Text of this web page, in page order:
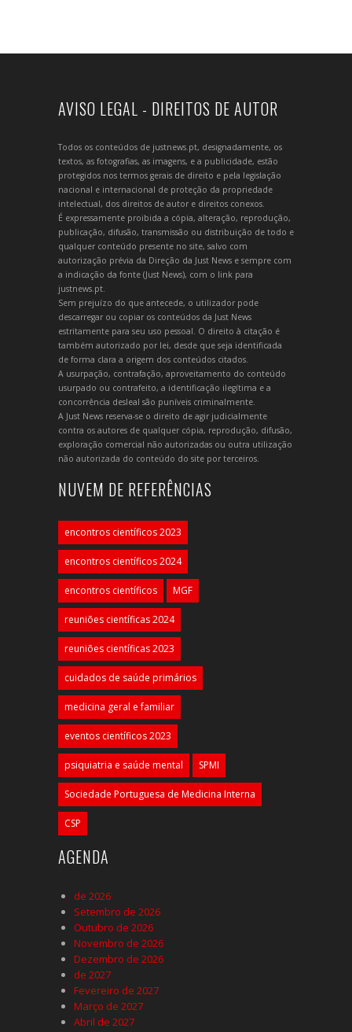
AVISO LEGAL - DIREITOS DE AUTOR
Todos os conteúdos de justnews.pt, designadamente, os
textos, as fotografias, as imagens, e a publicidade, estão
protegidos nos termos gerais de direito e pela legislação
nacional e internacional de proteção da propriedade
intelectual, dos direitos de autor e direitos conexos.
É expressamente proibida a cópia, alteração, reprodução,
publicação, difusão, transmissão ou distribuição de todo e
qualquer conteúdo presente no site, salvo com
autorização prévia da Direção da Just News e sempre com
a indicação da fonte (Just News), com o link para
justnews.pt.
Sem prejuízo do que antecede, o utilizador pode
descarregar ou copiar os conteúdos da Just News
estritamente para seu uso pessoal. O direito à citação é
também autorizado por lei, desde que seja identificada
de forma clara a origem dos conteúdos citados.
A usurpação, contrafação, aproveitamento do conteúdo
usurpado ou contrafeito, a identificação ilegítima e a
concorrência desleal são puníveis criminalmente.
A Just News reserva-se o direito de agir judicialmente
contra os autores de qualquer cópia, reprodução, difusão,
exploração comercial não autorizadas ou outra utilização
não autorizada do conteúdo do site por terceiros.
NUVEM DE REFERÊNCIAS
encontros científicos 2023
encontros científicos 2024
encontros científicos MGF
reuniões científicas 2024
reuniões científicas 2023
cuidados de saúde primários
medicina geral e familiar
eventos científicos 2023
psiquiatria e saúde mental SPMI
Sociedade Portuguesa de Medicina Interna
CSP
AGENDA
de 2026
Setembro de 2026
Outubro de 2026
Novembro de 2026
Dezembro de 2026
de 2027
Fevereiro de 2027
Março de 2027
Abril de 2027